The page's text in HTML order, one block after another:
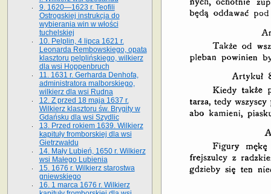
9. 1620—1623 r. Teofili
Ostrogskiej instrukcja do
wybierania win w włości
tuchelskiej
10. Pelplin, 4 lipca 1621 r.
Leonarda Rembowskiego, opata
klasztoru pelplińskiego, wilkierz
dla wsi Hoppenbruch
11. 1631 r. Gerharda Denhofa,
administratora malborskiego,
wilkierz dla wsi Rudna
12. Z przed 18 maja 1637 r.
Wilkierz klasztoru św. Brygity w
Gdańsku dla wsi Szydlic
13. Przed rokiem 1639. Wilkierz
kapituły fromborskiej dla wsi
Gietrzwałdu
14. Mały Lubień, 1650 r. Wilkierz
wsi Małego Lubienia
15. 1676 r. Wilkierz starostwa
gniewskiego
16. 1 marca 1676 r. Wilkierz